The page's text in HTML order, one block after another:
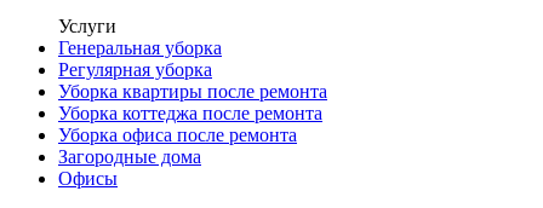
Услуги
Генеральная уборка
Регулярная уборка
Уборка квартиры после ремонта
Уборка коттеджа после ремонта
Уборка офиса после ремонта
Загородные дома
Офисы